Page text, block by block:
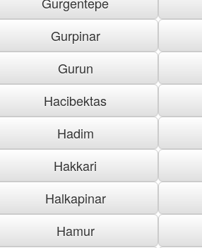
Gurpinar
Gurun
Hacibektas
Hadim
Hakkari
Halkapinar
Hamur